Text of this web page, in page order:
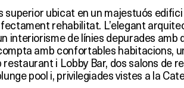
superior ubicat en un majestuós
rehabilitat. L’elegant
interiorisme de línies depurades amb
amb confortables habitacions,
i Lobby Bar, dos salons de
pool i, privilegiades vistes a la